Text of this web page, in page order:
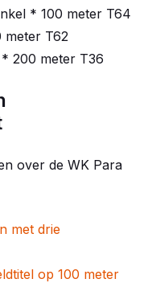
* 100 meter T64
meter T62
200 meter T36
over de WK Para
met drie
op 100 meter